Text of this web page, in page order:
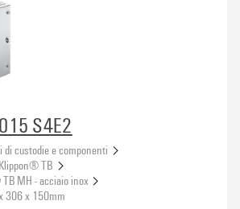
S4E2
di custodie e componenti
Klippon® TB
MH - acciaio inox
306 x 150mm